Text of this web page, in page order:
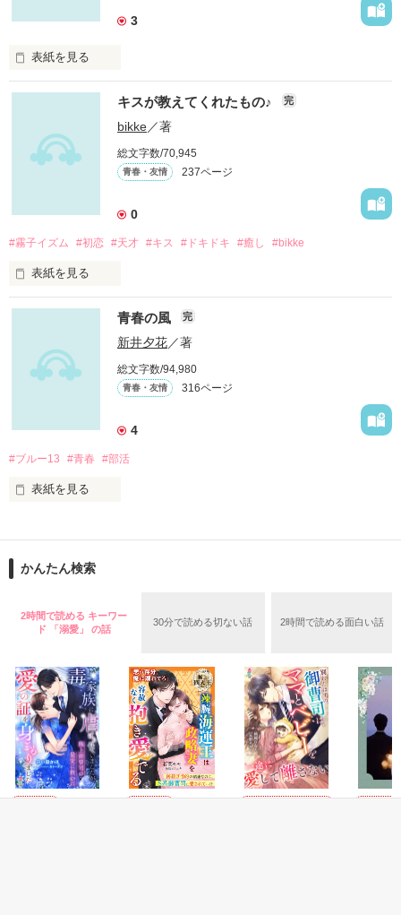
3
表紙を見る
“おさななじみ”に
恋をする。番外編
・ぼくの“おひめさま”にキスをする。
・七夕を前にして、星に願う。
オレが好きなのは――…
昔も今も
遥、君だけ。
永遠の愛を君に誓うよ。
×side凌
・“苦い苦い”恋をする。
×side征
End   2009.10.11
・他サイトにて公開作品を移転
Copyright© 2009
Rinne　Tachikawa.
All Rights Reserved.
キスが教えてくれたもの♪ 完
bikke／著
総文字数/70,945
青春・友情 237ページ
0
#霧子イズム #初恋 #天才 #キス #ドキドキ #癒し #bikke
表紙を見る
彼女こと山野霧子
推定IQ190
全国模試一位の天才
持てる能力を最大限に活用し
彼こと山之辺正哉
17歳
行動の本質は愛という凡人
彼がキスに籠めたのは
純粋な愛？
×××
二人の出会いは
夕暮れの墓地
青春の風 完
新井夕花／著
総文字数/94,980
青春・友情 316ページ
4
#ブルー13 #青春 #部活
表紙を見る
僕と一緒に青春を作りましょうっ！」
「悪いけど付き合うとか
あんま考えてねえんだよ」
かんたん検索
2時間で読める キーワー
ド 「溺愛」 の話
30分で読める切ない話 2時間で読める面白い話